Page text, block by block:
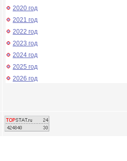
2020 год
2021 год
2022 год
2023 год
2024 год
2025 год
2026 год